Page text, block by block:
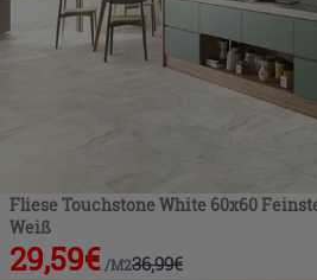
Fliese Touchstone White 60x60
Weiß
29,59€ /M236,99€